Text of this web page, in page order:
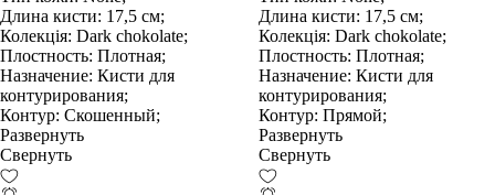
Длина кисти: 17,5 см;
Колекція: Dark chokolate;
Плостность: Плотная;
Назначение: Кисти для
контурирования;
Контур: Скошенный;
Развернуть
Свернуть
Длина кисти: 17,5 см;
Колекція: Dark chokolate;
Плостность: Плотная;
Назначение: Кисти для
контурирования;
Контур: Прямой;
Развернуть
Свернуть